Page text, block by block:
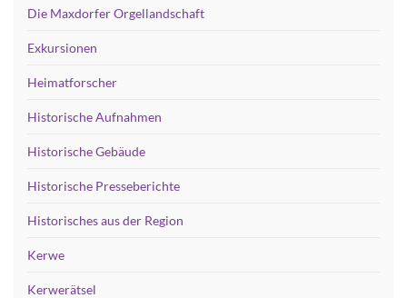
Die Maxdorfer Orgellandschaft
Exkursionen
Heimatforscher
Historische Aufnahmen
Historische Gebäude
Historische Presseberichte
Historisches aus der Region
Kerwe
Kerwerätsel